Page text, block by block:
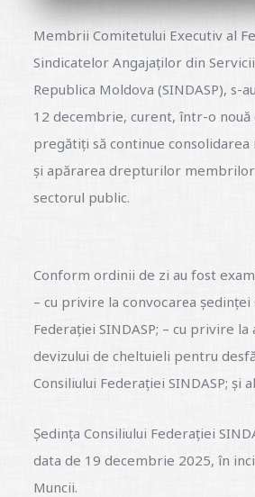
Membrii Comitetului Executiv al
Sindicatelor Angajaților din
Republica Moldova (SINDASP), s-
12 decembrie, curent, într-o nouă
pregătiți să continue consolidarea
și apărarea drepturilor
sectorul public.
Conform ordinii de zi au fost
– cu privirе la сonvoсarеa ședinței
Fеdеrațiеi SINDASP; – cu privire
devizului de cheltuieli pentru
Consiliului Federației SINDASP; și
Ședința Consiliului Federației
data de 19 decembrie 2025, în
Muncii.